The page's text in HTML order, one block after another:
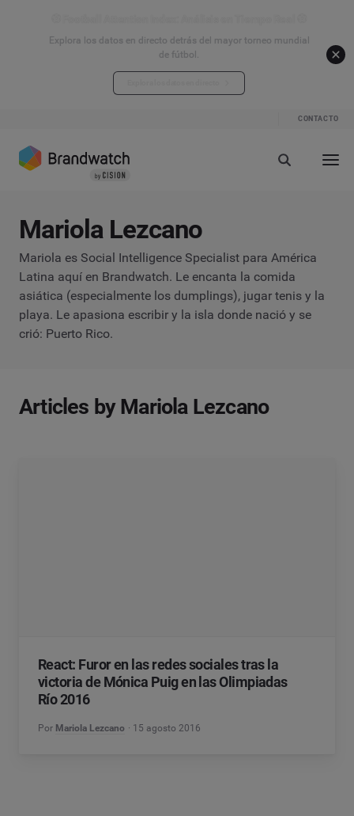
Explora los datos en directo detrás del mayor torneo mundial
de fútbol.
CONTACTO
Mariola Lezcano
Mariola es Social Intelligence Specialist para América
Latina aquí en Brandwatch. Le encanta la comida
asiática (especialmente los dumplings), jugar tenis y la
playa. Le apasiona escribir y la isla donde nació y se
crió: Puerto Rico.
Articles by Mariola Lezcano
React: Furor en las redes sociales tras la
victoria de Mónica Puig en las Olimpiadas
Río 2016
Por Mariola Lezcano 15 agosto 2016